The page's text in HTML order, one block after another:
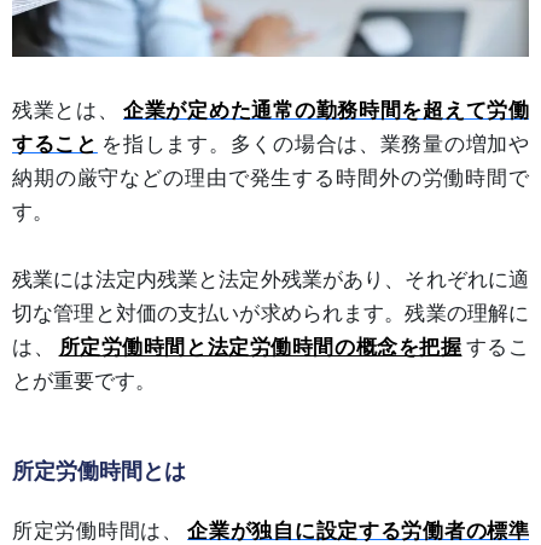
残業とは、
企業が定めた通常の勤務時間を超えて労働
すること を指します。多くの場合は、業務量の増加や
納期の厳守などの理由で発生する時間外の労働時間で
す。
残業には法定内残業と法定外残業があり、それぞれに適
切な管理と対価の支払いが求められます。残業の理解に
は、
所定労働時間と法定労働時間の概念を把握 するこ
とが重要です。
所定労働時間とは
所定労働時間は、
企業が独自に設定する労働者の標準